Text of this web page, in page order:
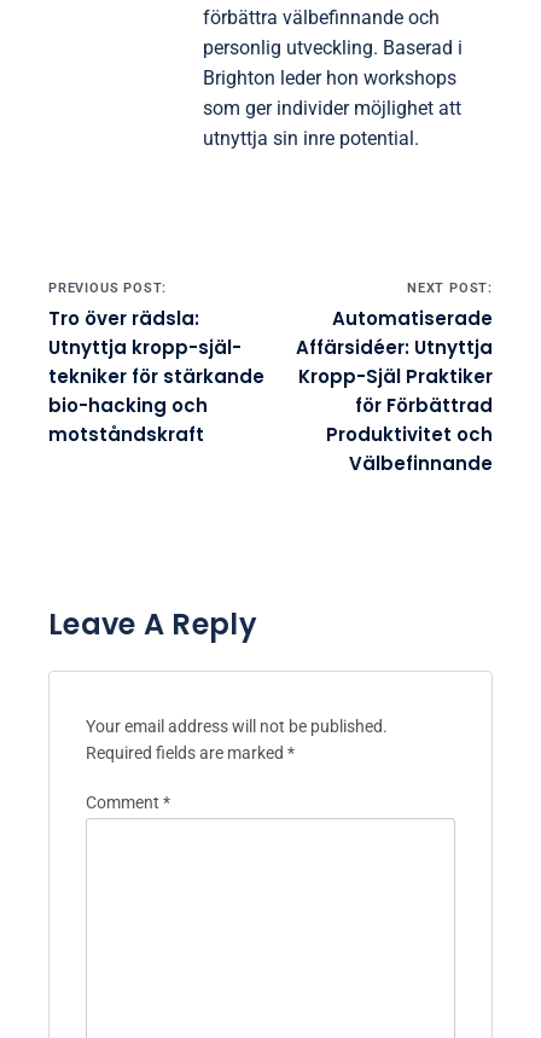
förbättra välbefinnande och
personlig utveckling. Baserad i
Brighton leder hon workshops
som ger individer möjlighet att
utnyttja sin inre potential.
Post navigation
PREVIOUS POST:
Tro över rädsla:
Utnyttja kropp-själ-
tekniker för stärkande
bio-hacking och
motståndskraft
NEXT POST:
Automatiserade
Affärsidéer: Utnyttja
Kropp-Själ Praktiker
för Förbättrad
Produktivitet och
Välbefinnande
Leave A Reply
Your email address will not be published.
Required fields are marked *
Comment *